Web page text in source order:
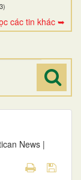
các tin khác ➥
News |